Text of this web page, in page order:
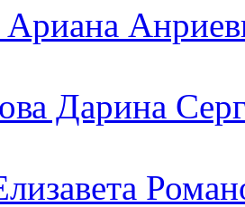
Дарина